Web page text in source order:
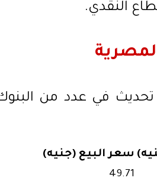
النقدي.
تحديث في عدد من
سعر البيع (جنيه)
49.71